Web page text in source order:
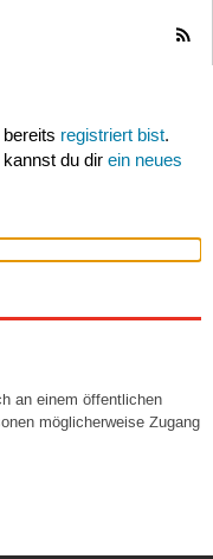
registriert bist.
du dir ein neues
an einem öffentlichen
möglicherweise Zugang